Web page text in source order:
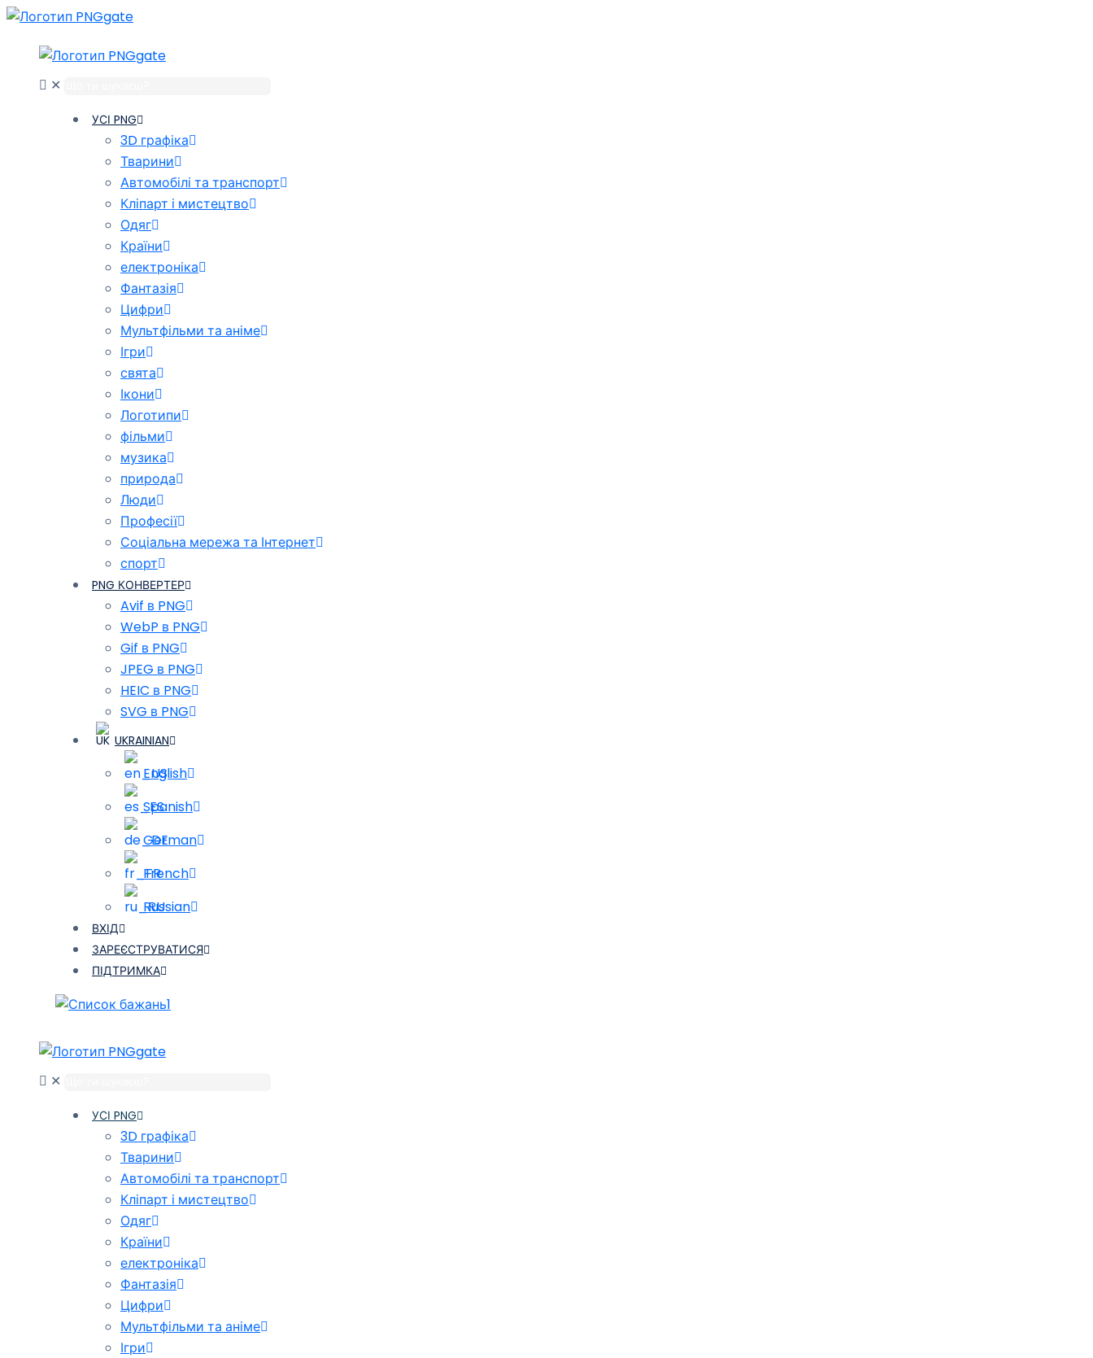
✕
УСІ PNG
3D графіка
Тварини
Автомобілі та транспорт
Кліпарт і мистецтво
Одяг
Країни
електроніка
Фантазія
Цифри
Мультфільми та аніме
Ігри
свята
Ікони
Логотипи
фільми
музика
природа
Люди
Професії
Соціальна мережа та Інтернет
спорт
PNG КОНВЕРТЕР
Avif в PNG
WebP в PNG
Gif в PNG
JPEG в PNG
HEIC в PNG
SVG в PNG
UKRAINIAN
English
Spanish
German
French
Russian
ВХІД
ЗАРЕЄСТРУВАТИСЯ
ПІДТРИМКА
1
✕
УСІ PNG
3D графіка
Тварини
Автомобілі та транспорт
Кліпарт і мистецтво
Одяг
Країни
електроніка
Фантазія
Цифри
Мультфільми та аніме
Ігри